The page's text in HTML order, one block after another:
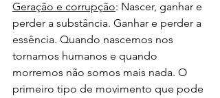
Geração e corrupção: Nascer, ganhar e
perder a substância. Ganhar e perder a
essência. Quando nascemos nos
tornamos humanos e quando
morremos não somos mais nada. O
primeiro tipo de movimento que pode